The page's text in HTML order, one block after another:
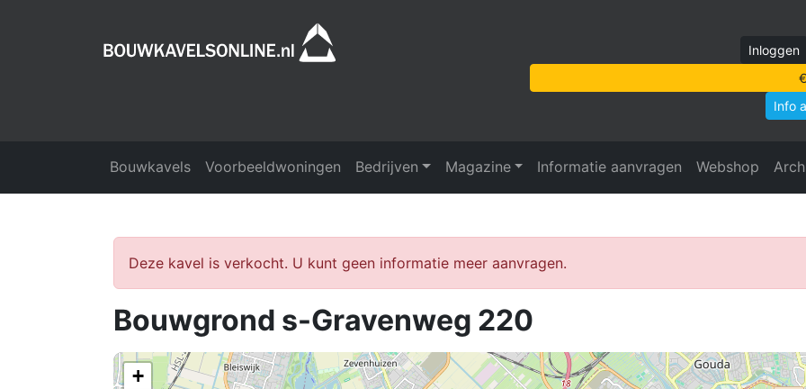
Inloggen
Info
Bouwkavels Voorbeeldwoningen Bedrijven Magazine Informatie aanvragen Webshop
Deze kavel is verkocht. U kunt geen informatie meer aanvragen.
Bouwgrond s-Gravenweg 220
+